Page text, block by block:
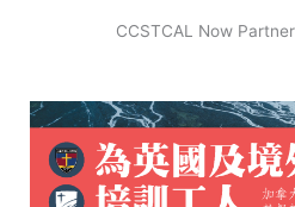
CCSTCAL Now